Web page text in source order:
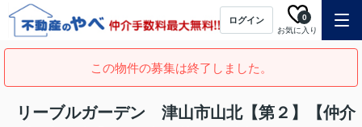
ログイン
お気に入り
0
この物件の募集は終了しました。
リーブルガーデン 津山市山北【第２】【仲介